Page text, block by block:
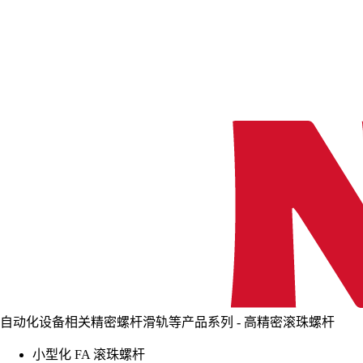
自动化设备相关精密螺杆滑轨等产品系列 - 高精密滚珠螺杆
小型化 FA 滚珠螺杆